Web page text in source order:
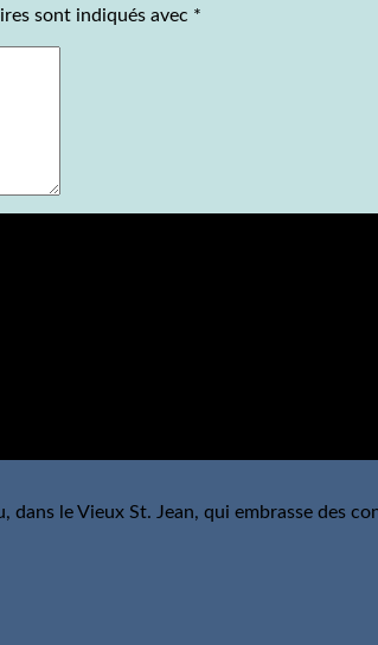
sont indiqués avec *
le Vieux St. Jean, qui embrasse des